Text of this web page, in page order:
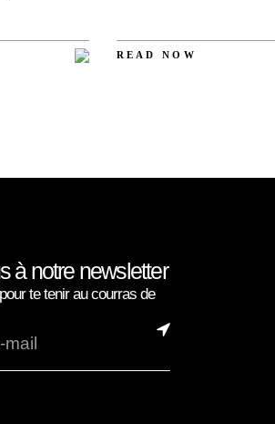
READ NOW
à notre newsletter
te tenir au courras de